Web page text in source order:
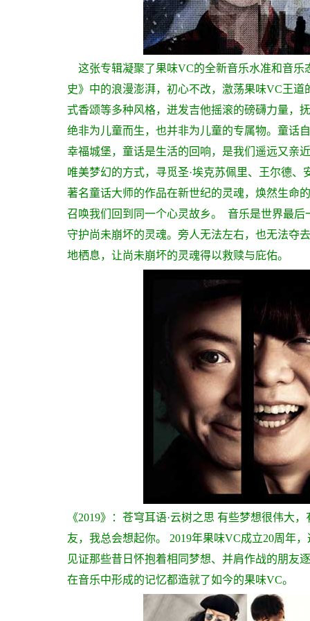
这张专辑凝聚了果味VC的全新音乐水准和音乐
史》中的浪漫澎湃，初心不改，激荡果味VC王
式香颂等多种风格，迸发吉他摇滚的磅礴力量，
绝非为儿童而生，也并非为儿童的专属物。童话
幸福城堡，童话是生活的回响，是我们遥远又亲
唯美梦幻的方式，寻觅圣·埃克苏佩里、王尔德
著名童话大师的作品在新世纪的灵魂，焕然生命
召唤我们回到同一个心灵故乡。
音乐是世界最后
守护尚未崩坏的灵魂。旁人无法左右，也无法夺
地栖息，让尚未崩坏的灵魂得以救赎与庇佑。
《2019》 ： 苍穹耳语·云树之思 有些梦想很伟大，
友，我总会想起你。
2019年果味VC成立20周年
见证那些昔日怀抱着相同梦想、并肩作战的朋友
在音乐中形成的记忆都造就了如今的果味VC。